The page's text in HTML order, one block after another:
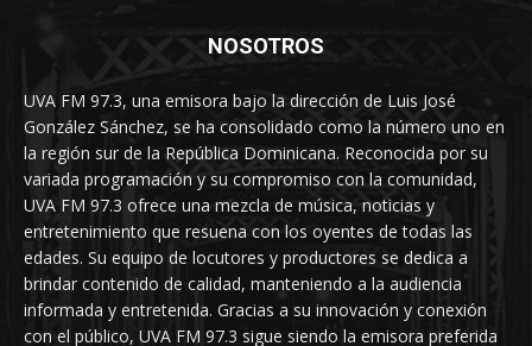
NOSOTROS
UVA FM 97.3, una emisora bajo la dirección de Luis José
González Sánchez, se ha consolidado como la número uno en
la región sur de la República Dominicana. Reconocida por su
variada programación y su compromiso con la comunidad,
UVA FM 97.3 ofrece una mezcla de música, noticias y
entretenimiento que resuena con los oyentes de todas las
edades. Su equipo de locutores y productores se dedica a
brindar contenido de calidad, manteniendo a la audiencia
informada y entretenida. Gracias a su innovación y conexión
con el público, UVA FM 97.3 sigue siendo la emisora preferida